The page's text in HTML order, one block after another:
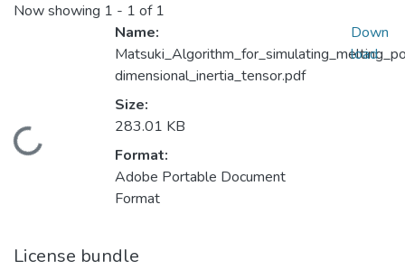
Now showing 1 - 1 of 1
Loading...
Name:
dimensional_inertia_tensor.pdf
Size:
283.01 KB
Format:
Adobe Portable Document
Format
Down
load
License bundle